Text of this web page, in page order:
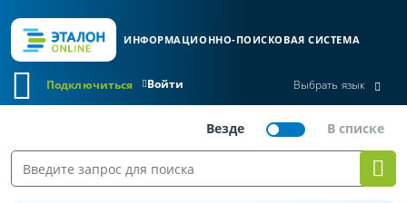
ИНФОРМАЦИОННО-ПОИСКОВАЯ СИСТЕМА
Войти
Подключиться Выбрать язык